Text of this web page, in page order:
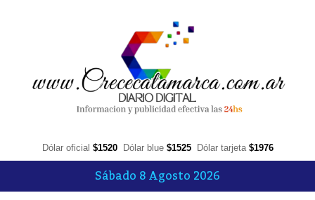
Dólar oficial $1520 Dólar blue $1525 Dólar tarjeta $1976
Sábado 8 Agosto 2026